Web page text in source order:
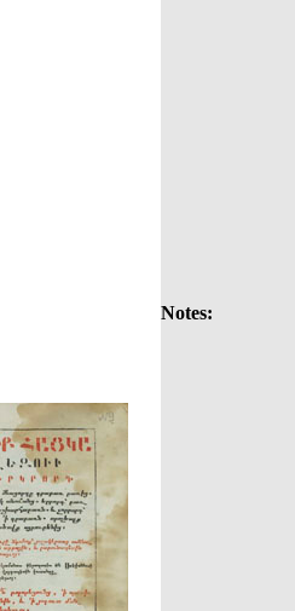
Notes: